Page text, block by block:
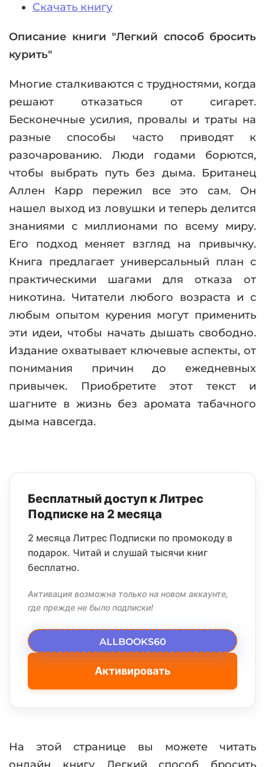
Скачать книгу
Описание книги "Легкий способ бросить
курить"
Многие сталкиваются с трудностями, когда
решают отказаться от сигарет.
Бесконечные усилия, провалы и траты на
разные способы часто приводят к
разочарованию. Люди годами борются,
чтобы выбрать путь без дыма. Британец
Аллен Карр пережил все это сам. Он
нашел выход из ловушки и теперь делится
знаниями с миллионами по всему миру.
Его подход меняет взгляд на привычку.
Книга предлагает универсальный план с
практическими шагами для отказа от
никотина. Читатели любого возраста и с
любым опытом курения могут применить
эти идеи, чтобы начать дышать свободно.
Издание охватывает ключевые аспекты, от
понимания причин до ежедневных
привычек. Приобретите этот текст и
шагните в жизнь без аромата табачного
дыма навсегда.
Бесплатный доступ к Литрес
Подписке на 2 месяца
2 месяца Литрес Подписки по промокоду в
подарок. Читай и слушай тысячи книг
бесплатно.
Активация возможна только на новом аккаунте,
где прежде не было подписки!
ALLBOOKS60
Активировать
На этой странице вы можете читать